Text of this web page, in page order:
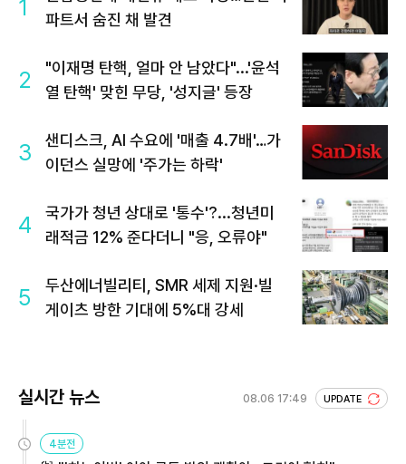
1
파트서 숨진 채 발견
2
"이재명 탄핵, 얼마 안 남았다"...'윤석
열 탄핵' 맞힌 무당, '성지글' 등장
3
샌디스크, AI 수요에 '매출 4.7배'…가
이던스 실망에 '주가는 하락'
4
국가가 청년 상대로 '통수'?...청년미
래적금 12% 준다더니 "응, 오류야"
5
두산에너빌리티, SMR 세제 지원·빌
게이츠 방한 기대에 5%대 강세
실시간 뉴스 08.06 17:49 UPDATE
4분전